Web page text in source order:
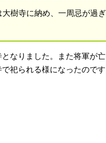
樹寺に納め、一周忌が過
なりました。また将軍が
祀られる様になったのです